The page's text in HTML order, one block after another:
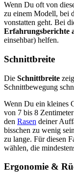
Wenn Du oft von
zu einem Modell, bei
vonstatten geht. Bei
Erfahrungsberichte
einsehbar) helfen.
Schnittbreite
Die Schnittbreite
Schnittbewegung
Wenn Du ein kleines
von 7 bis 8
den Rasen deiner
bisschen zu wenig
zu lange. Für diesen
wählen, die
Ergonomie &